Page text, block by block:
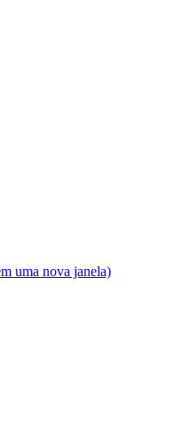
uma nova janela)